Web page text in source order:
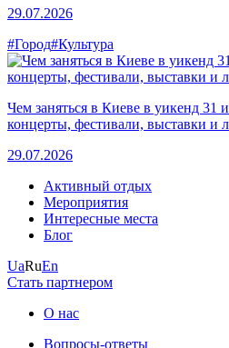
29.07.2026
#Город#Культура
Чем заняться в Киеве в уикенд 31
концерты, фестивали, выставки и
29.07.2026
Активный отдых
Мероприятия
Интересные места
Блог
UaRuEn
Стать партнером
О нас
Вопросы-ответы